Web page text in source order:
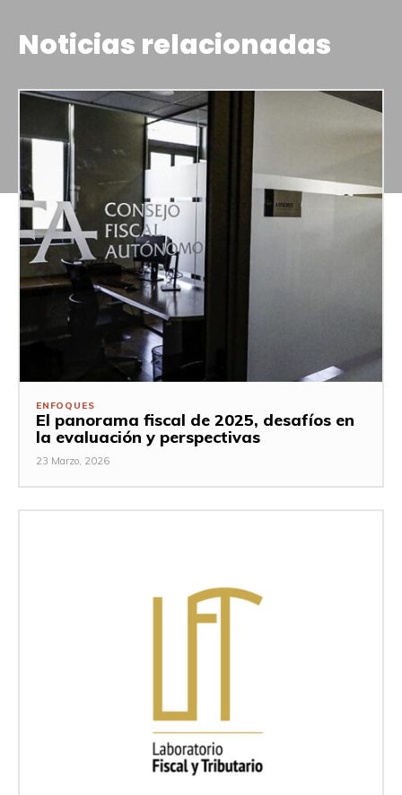
Noticias relacionadas
ENFOQUES
El panorama fiscal de 2025, desafíos en
la evaluación y perspectivas
23 Marzo, 2026